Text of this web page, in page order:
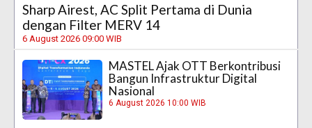
Sharp Airest, AC Split Pertama di Dunia
dengan Filter MERV 14
6 August 2026 09:00 WIB
MASTEL Ajak OTT Berkontribusi
Bangun Infrastruktur Digital
Nasional
6 August 2026 10:00 WIB